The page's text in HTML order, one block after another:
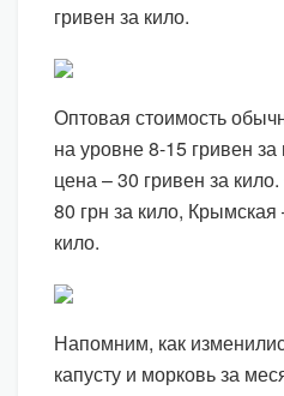
гривен за кило.
Оптовая стоимость
на уровне 8-15 гривен
цена – 30 гривен за
80 грн за кило, Крымская
кило.
Напомним, как
капусту и морковь за